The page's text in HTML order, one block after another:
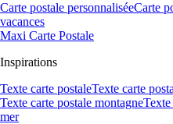
Carte postale personnaliséeCarte
vacances
Maxi Carte Postale
Inspirations
Texte carte postaleTexte carte
Texte carte postale montagneTexte
mer